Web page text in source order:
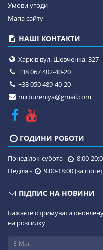
Умови угоди
Мапа сайту
НАШІ КОНТАКТИ
Харків вул. Шевченка, 327
+38 067 402-40-20
+38 050 489-40-20
mirbureniya@gmail.com
ГОДИНИ РОБОТИ
Понеділок-субота -
8:00-
Неділя -
9:00-18:00 (за
ПІДПИС НА НОВИНИ
Бажаєте отримувати
на розсилку